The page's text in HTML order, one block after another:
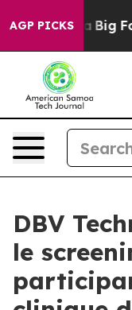
AGP PICKSBig Food vs.
DBV
le